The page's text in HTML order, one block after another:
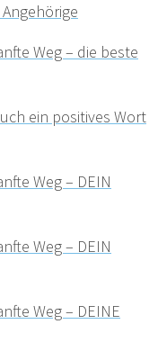
Weg – die beste
ein positives Wort
Weg – DEIN
Weg – DEIN
Weg – DEINE